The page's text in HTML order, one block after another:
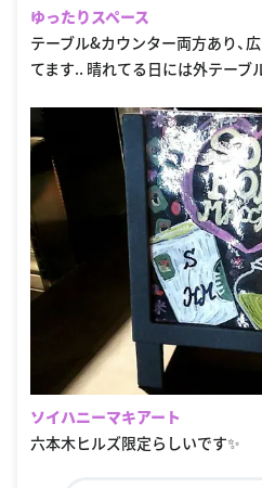
ゆったりスペース
テーブル&カウンター両方あり、
てます.. 晴れてる日には外テーブ
ソイハニーマキアート
六本木ヒルズ限定らしいです✨